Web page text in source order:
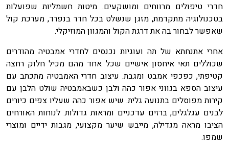
חדרי טיפולים מרווחים ומושקעים. מיטות חשמליות שפועלות
בטכנולוגיה מתקדמת, מזגן שנשלט בכל חדר בנפרד, מערכת קול
שאפשר לבחור בה את דרגת הקול והמגוון המוזיקלי.
אחרי אתנחתא של תה ועוגיות נכנסים לחדרי אמבטיה מהודרים
שכוללים תאי איחסון אישיים שכל אחד מהם מכיל חלוק רחצה
קטיפתי, כפכפי אמבט ומגבת. עיצוב חדרי האמבטיה מתכתב עם
עיצוב הספא בגווני אפור כהה ולבן כשבאמבטיה שולט הלבן עם
קירות מפוסלים בתנועה גלית. שיש אפור כהה שעליו צפים כיורים
לבנים עגלגלים, ברזים עדכניים ומראות גדולות. לנוחות האורחים
הציבו מראה מגדילה, מייבש שיער מקצועי, מגבות ידיים ומוצרי
שמפו.